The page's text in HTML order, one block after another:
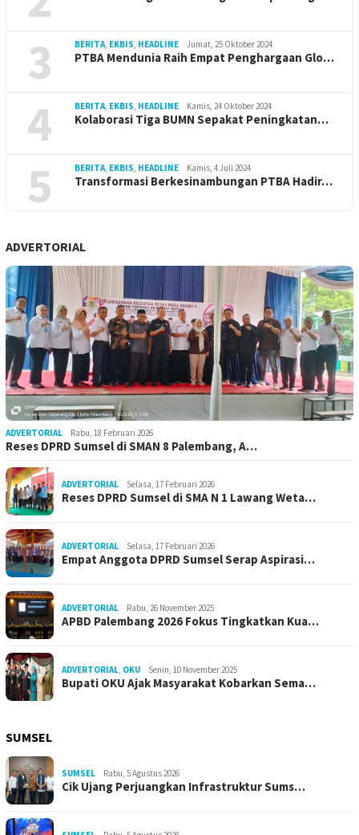
3 BERITA EKBIS HEADLINE Jumat, 25 Oktober 2024
PTBA Mendunia Raih Empat Penghargaan Glo…
4 BERITA EKBIS HEADLINE Kamis, 24 Oktober 2024
Kolaborasi Tiga BUMN Sepakat Peningkatan…
5 BERITA EKBIS HEADLINE Kamis, 4 Juli 2024
Transformasi Berkesinambungan PTBA Hadir…
ADVERTORIAL
ADVERTORIAL Rabu, 18 Februari 2026
Reses DPRD Sumsel di SMAN 8 Palembang, A…
ADVERTORIAL Selasa, 17 Februari 2026
Reses DPRD Sumsel di SMA N 1 Lawang Weta…
ADVERTORIAL Selasa, 17 Februari 2026
Empat Anggota DPRD Sumsel Serap Aspirasi…
ADVERTORIAL Rabu, 26 November 2025
APBD Palembang 2026 Fokus Tingkatkan Kua…
ADVERTORIAL, OKU Senin, 10 November 2025
Bupati OKU Ajak Masyarakat Kobarkan Sema…
SUMSEL
SUMSEL Rabu, 5 Agustus 2026
Cik Ujang Perjuangkan Infrastruktur Sums…